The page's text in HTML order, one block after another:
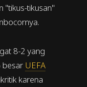
"tikus-tikusan"
8-2 yang
besar UEFA
karena